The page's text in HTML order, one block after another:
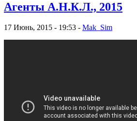
Агенты А.Н.К.Л., 2015
17 Июнь, 2015 - 19:53 - Mak_Sim